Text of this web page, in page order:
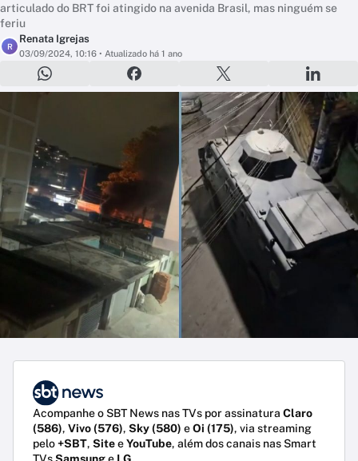
articulado do BRT foi atingido na avenida Brasil, mas ninguém se
feriu
R
Renata Igrejas
03/09/2024, 10:16 • Atualizado há 1 ano
Acompanhe o SBT News nas TVs por assinatura Claro
(586), Vivo (576), Sky (580) eOi (175), via streaming
pelo+SBT, SiteeYouTube, além dos canais nas Smart